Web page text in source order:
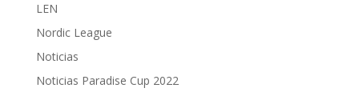
LEN
Nordic League
Noticias
Noticias Paradise Cup 2022